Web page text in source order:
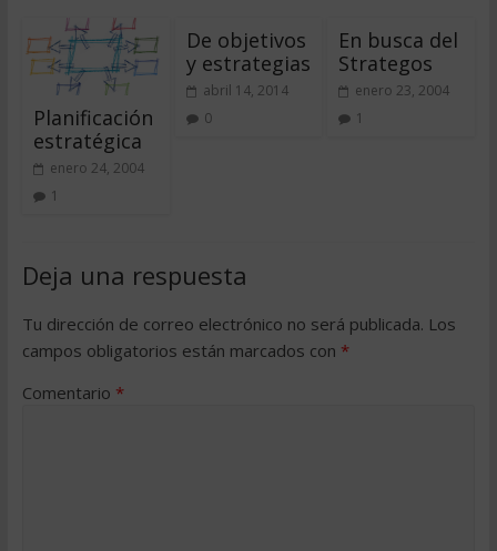
Planificación
estratégica
enero 24, 2004
1
De objetivos
y estrategias
abril 14, 2014
0
En busca del
Strategos
enero 23, 2004
1
Deja una respuesta
Tu dirección de correo electrónico no será publicada. Los
campos obligatorios están marcados con *
Comentario *